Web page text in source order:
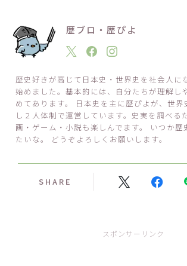
歴ブロ・歴ぴよ
歴史好きが高じて日本史・世界史を社会人に
始めました。基本的には、自分たちが理解し
めてあります。 日本史を主に歴ぴよが、世界
し２人体制で運営しています。史実を調べる
画・ゲーム・小説も楽しんでます。 いつか歴
たいな。 どうぞよろしくお願いします。
SHARE
スポンサーリンク